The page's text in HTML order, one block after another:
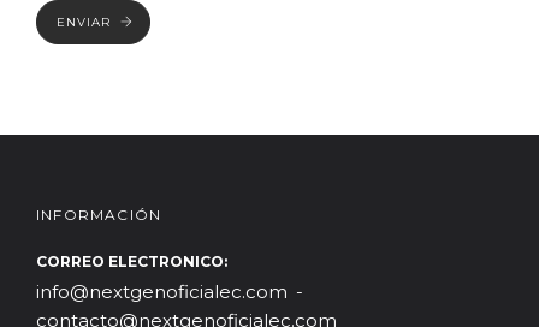
ENVIAR
INFORMACIÓN
CORREO ELECTRONICO:
info@nextgenoficialec.com
contacto@nextgenoficialec.com